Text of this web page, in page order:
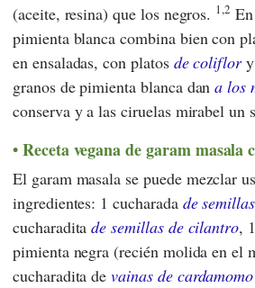
(aceite, resina) que los negros. 1,2
pimienta blanca combina bien con
en ensaladas, con platos de coliflory
granos de pimienta blanca dana los
conserva y a las ciruelas mirabel un
Receta vegana de garam masala
El garam masala se puede mezclar
ingredientes: 1 cucharada de
cucharaditade semillas de cilantro,
pimienta negra (recién molida en
cucharadita devainas de cardamomo